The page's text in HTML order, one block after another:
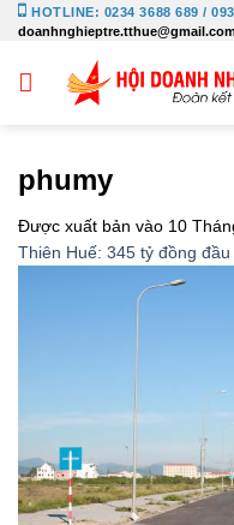
Bỏ
qua
dung
HOTLINE: 0234 3688 689 /
doanhnghieptre.tthue@gmail.com
phumy
Được xuất bản vào 10
Thiên Huế: 345 tỷ đồng